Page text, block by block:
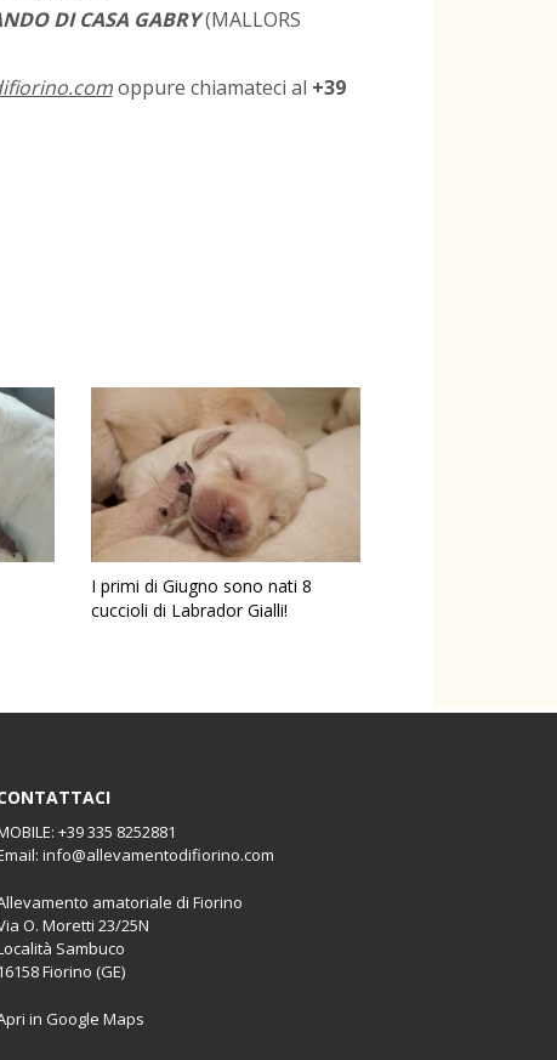
DI CASA GABRY(MALLORS
oppure chiamateci al +39
I primi di Giugno sono nati 8
cuccioli di Labrador Gialli!
+39 335 8252881
info@allevamentodifiorino.com
amatoriale di Fiorino
O. Moretti 23/25N
Sambuco
Fiorino (GE)
in Google Maps